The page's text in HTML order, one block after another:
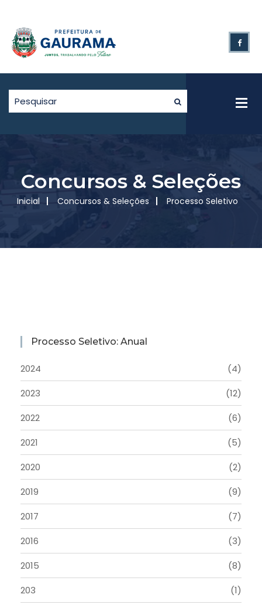
Concursos & Seleções
Inicial Concursos & Seleções Processo Seletivo
Processo Seletivo: Anual
2024
(4)
2023
(12)
2022
(6)
2021
(5)
2020
(2)
2019
(9)
2017
(7)
2016
(3)
2015
(8)
203
(1)